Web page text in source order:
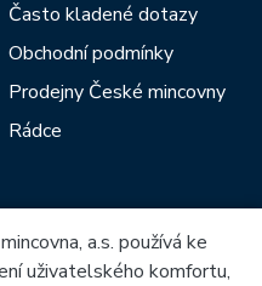
Často kladené dotazy
Obchodní podmínky
Prodejny České mincovny
Rádce
a.s. používá ke
uživatelského komfortu,